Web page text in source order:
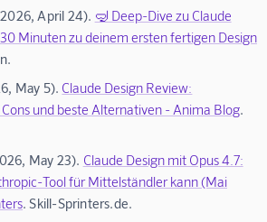
April 24). 🤿 Deep-Dive zu Claude
Minuten zu deinem ersten fertigen Design
May 5). Claude Design Review:
und beste Alternativen - Anima Blog
May 23). Claude Design mit Opus 4.7:
Tool für Mittelständler kann (Mai
. Skill-Sprinters.de.